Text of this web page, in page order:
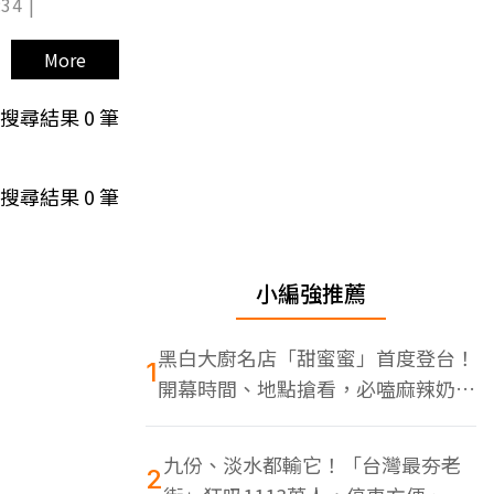
More
搜尋結果0筆
搜尋結果0筆
小編強推薦
1黑白大廚名店「甜蜜蜜」首度登台！
開幕時間、地點搶看，必嗑麻辣奶油
蝦
2九份、淡水都輸它！「台灣最夯老